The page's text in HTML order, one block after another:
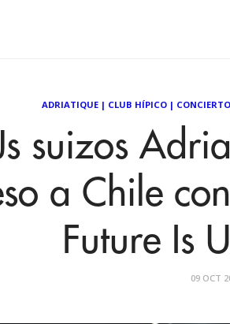
ADRIATIQUE | CLUB HÍPICO |
suizos
a Chile
Future Is
09 OCT